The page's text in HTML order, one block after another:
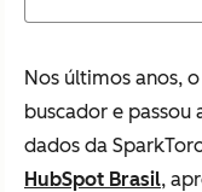
Nos últimos anos,
buscador e passou
dados da
HubSpot Brasil,